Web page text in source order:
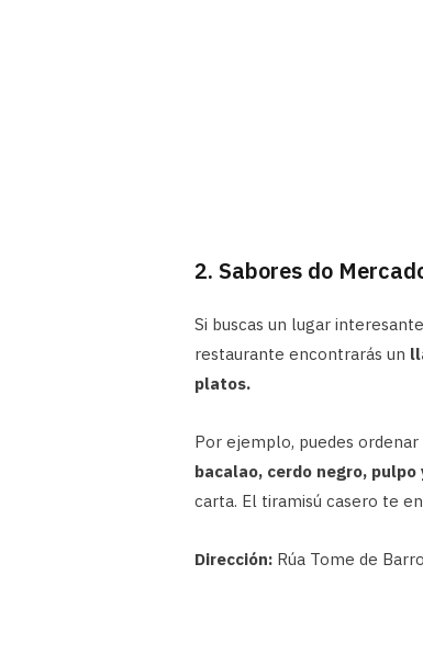
2. Sabores do
Si buscas un lugar
restaurante encontrarás un
platos.
Por ejemplo, puedes
bacalao, cerdo negro,
carta. El tiramisú casero te
Dirección: Rúa Tome de